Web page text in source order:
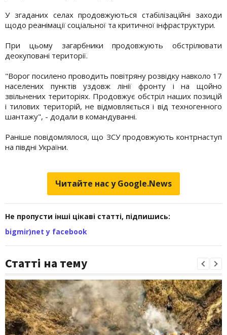
У згаданих селах продовжуються стабілізаційні заходи
щодо реанімації соціальної та критичної інфраструктури.
При цьому загарбники продовжують обстрілювати
деокуповані території.
"Ворог посилено проводить повітряну розвідку навколо 17
населених пунктів уздовж лінії фронту і на щойно
звільнених територіях. Продовжує обстріл наших позицій
і тилових територій, не відмовляється і від техногенного
шантажу", - додали в командуванні.
Раніше повідомлялося, що ЗСУ продовжують контрнаступ
на півдні України.
Читайте нас у Google.News
Не пропусти інші цікаві статті, підпишись:
bigmir)net у facebook
Статті на тему